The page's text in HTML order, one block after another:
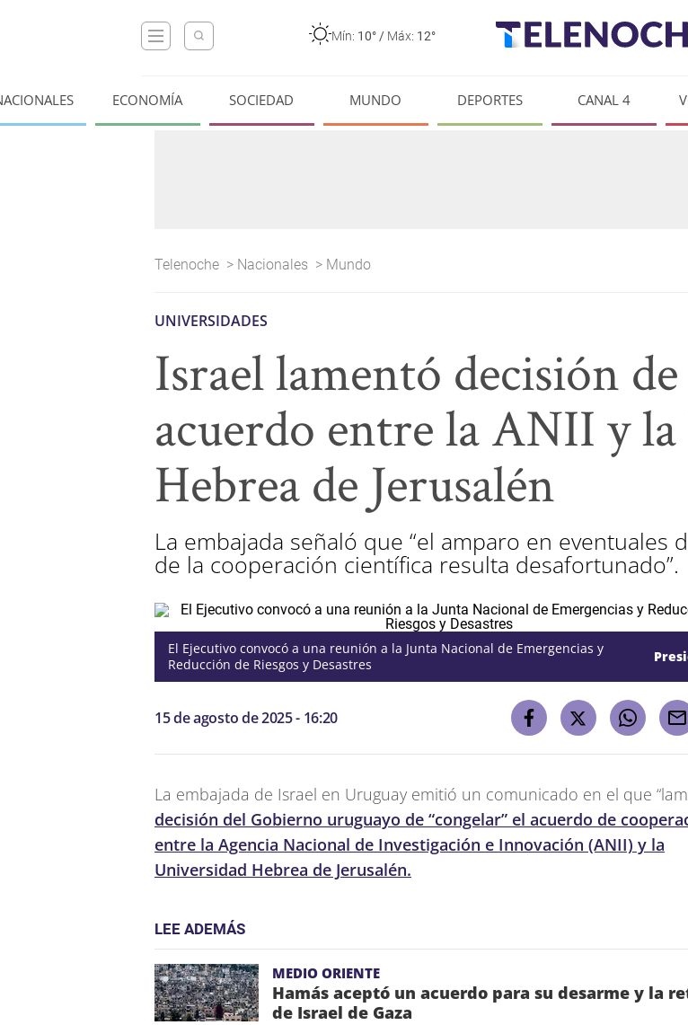
Mín: 10° / Máx: 12°
ECONOMÍA SOCIEDAD MUNDO DEPORTES CANAL 4
Telenoche > Nacionales > Mundo
UNIVERSIDADES
Israel lamentó decisión
acuerdo entre la ANII y
Hebrea de Jerusalén
La embajada señaló que “el amparo en
de la cooperación científica resulta desafortunado”.
El Ejecutivo convocó a una reunión a la Junta Nacional de Emergencias y
Reducción de Riesgos y Desastres
15 de agosto de 2025 - 16:20
La embajada de Israel en Uruguay emitió un comunicado en el que
decisión del Gobierno uruguayo de “congelar” el acuerdo de
entre la Agencia Nacional de Investigación e Innovación (ANII) y la
Universidad Hebrea de Jerusalén.
LEE ADEMÁS
MEDIO ORIENTE
Hamás aceptó un acuerdo para su desarme y la
de Israel de Gaza